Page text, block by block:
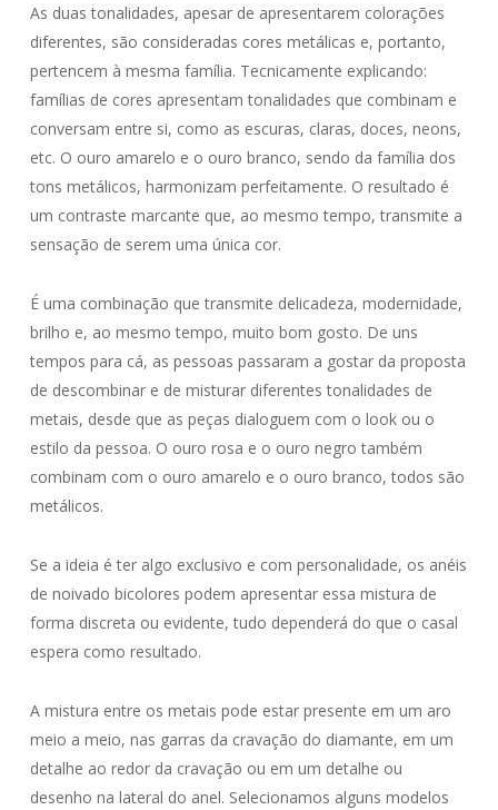
As duas tonalidades, apesar de apresentarem colorações
diferentes, são consideradas cores metálicas e, portanto,
pertencem à mesma família. Tecnicamente explicando:
famílias de cores apresentam tonalidades que combinam e
conversam entre si, como as escuras, claras, doces, neons,
etc. O ouro amarelo e o ouro branco, sendo da família dos
tons metálicos, harmonizam perfeitamente. O resultado é
um contraste marcante que, ao mesmo tempo, transmite a
sensação de serem uma única cor.
É uma combinação que transmite delicadeza, modernidade,
brilho e, ao mesmo tempo, muito bom gosto. De uns
tempos para cá, as pessoas passaram a gostar da proposta
de descombinar e de misturar diferentes tonalidades de
metais, desde que as peças dialoguem com o look ou o
estilo da pessoa. O ouro rosa e o ouro negro também
combinam com o ouro amarelo e o ouro branco, todos são
metálicos.
Se a ideia é ter algo exclusivo e com personalidade, os anéis
de noivado bicolores podem apresentar essa mistura de
forma discreta ou evidente, tudo dependerá do que o casal
espera como resultado.
A mistura entre os metais pode estar presente em um aro
meio a meio, nas garras da cravação do diamante, em um
detalhe ao redor da cravação ou em um detalhe ou
desenho na lateral do anel. Selecionamos alguns modelos